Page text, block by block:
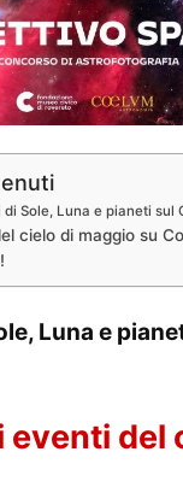
di Sole, Luna e pianeti sul
cielo di maggio su
Luna e
eventi del